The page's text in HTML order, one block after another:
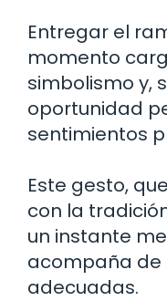
Entregar el
momento
simbolismo y,
oportunidad
sentimientos
Este gesto,
con la
un instante
acompaña
adecuadas.